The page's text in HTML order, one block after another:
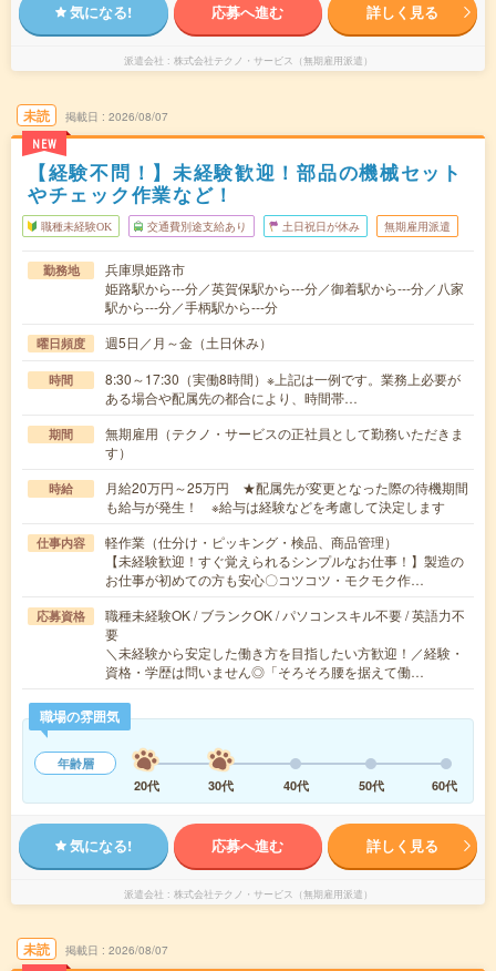
気になる! 応募へ進む 詳しく見る
派遣会社 株式会社テクノ・サービス（無期雇用派遣）
未読
NEW
掲載日 2026/08/07
【経験不問！】未経験歓迎！部品の機械セット
やチェック作業など！
職種未経験OK 交通費別途支給あり 土日祝日が休み 無期雇用派遣
勤務地
兵庫県姫路市
姫路駅から---分／英賀保駅から---分／御着駅から---分／八家
駅から---分／手柄駅から---分
曜日頻度 週5日／月～金（土日休み）
時間
8:30～17:30（実働8時間）※上記は一例です。業務上必要が
ある場合や配属先の都合により、時間帯…
期間
無期雇用（テクノ・サービスの正社員として勤務いただきま
す）
時給
月給20万円～25万円 ★配属先が変更となった際の待機期間
も給与が発生！ ※給与は経験などを考慮して決定します
仕事内容
軽作業（仕分け・ピッキング・検品、商品管理）
【未経験歓迎！すぐ覚えられるシンプルなお仕事！】製造の
お仕事が初めての方も安心〇コツコツ・モクモク作…
応募資格
職種未経験OK / ブランクOK / パソコンスキル不要 / 英語力不
要
＼未経験から安定した働き方を目指したい方歓迎！／経験・
資格・学歴は問いません◎「そろそろ腰を据えて働…
職場の雰囲気
年齢層
20代
30代 40代 50代 60代
気になる! 応募へ進む 詳しく見る
派遣会社 株式会社テクノ・サービス（無期雇用派遣）
未読 掲載日 2026/08/07